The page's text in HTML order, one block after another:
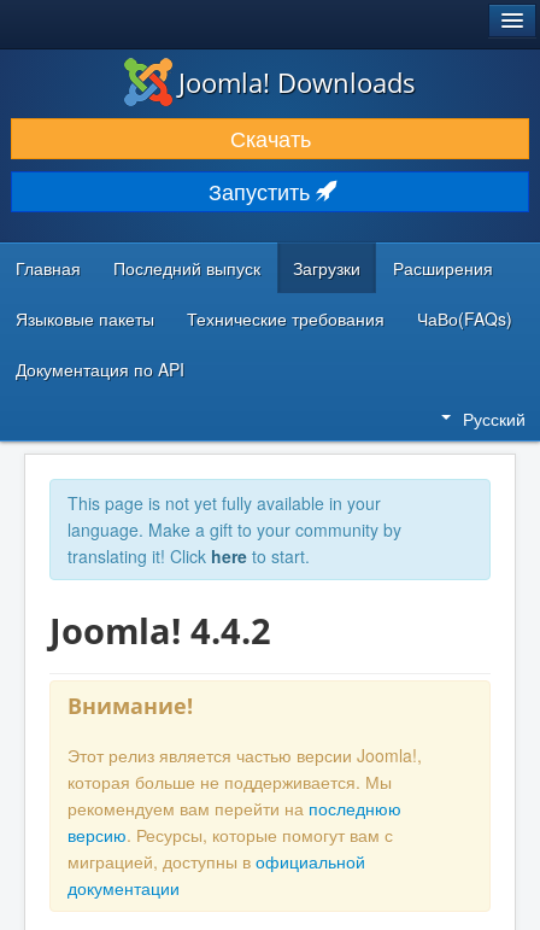
ЗАГРУЗКИ И РАСШИРЕНИЯ
ДОКУМЕНТАЦИЯ И ОБУЧЕНИЕ
СООБЩЕСТВО И ПОДДЕРЖКА
РЕСУРСЫ ДЛЯ РАЗРАБОТЧИКОВ
Joomla! Downloads
Скачать
Запустить
Главная Последний выпуск Загрузки Расширения
Языковые пакеты Технические требования ЧаВо(FAQs)
Документация по API
Русский
This page is not yet fully available in your
language. Make a gift to your community by
translating it! Click here to start.
Joomla! 4.4.2
Внимание!
Этот релиз является частью версии Joomla!,
которая больше не поддерживается. Мы
рекомендуем вам перейти на последнюю
версию. Ресурсы, которые помогут вам с
миграцией, доступны в официальной
документации